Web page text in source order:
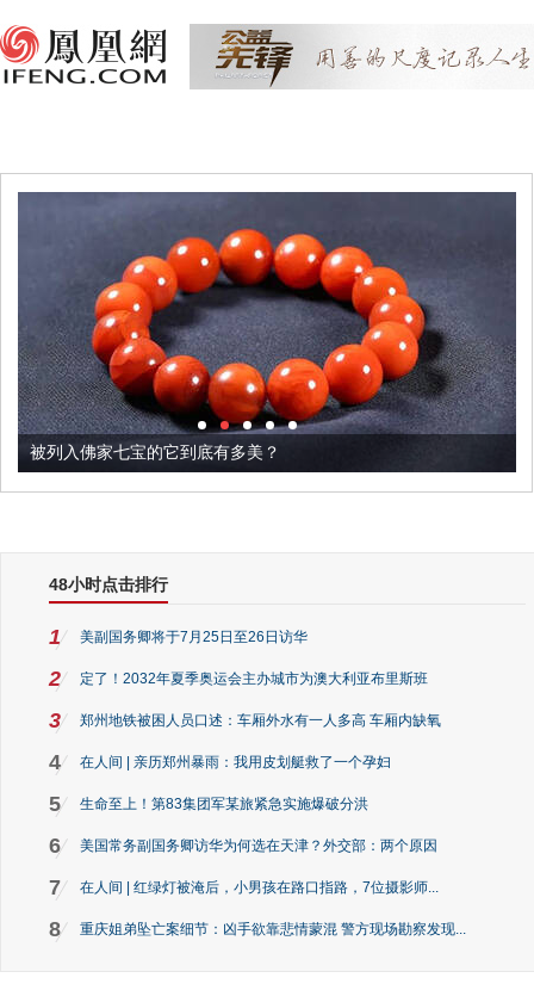
被列入佛家七宝的它到底有多美？
48小时点击排行
1 美副国务卿将于7月25日至26日访华
2 定了！2032年夏季奥运会主办城市为澳大利亚布里斯班
3 郑州地铁被困人员口述：车厢外水有一人多高 车厢内缺氧
4 在人间 | 亲历郑州暴雨：我用皮划艇救了一个孕妇
5 生命至上！第83集团军某旅紧急实施爆破分洪
6 美国常务副国务卿访华为何选在天津？外交部：两个原因
7 在人间 | 红绿灯被淹后，小男孩在路口指路，7位摄影师...
8 重庆姐弟坠亡案细节：凶手欲靠悲情蒙混 警方现场勘察发现...